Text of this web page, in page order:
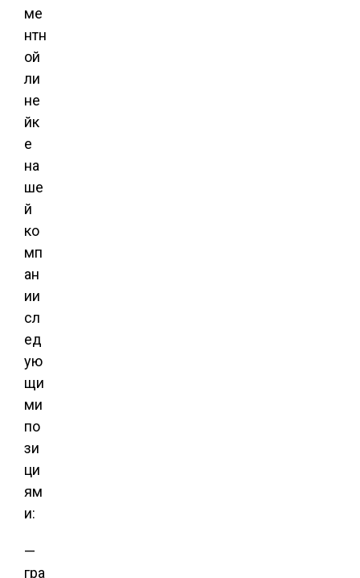
ме
нтн
ой
ли
не
йк
е
на
ше
й
ко
мп
ан
ии
сл
ед
ую
щи
ми
по
зи
ци
ям
и:
—
гра